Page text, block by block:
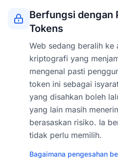
Berfungsi dengan
Tokens
Web sedang beralih ke
kriptografi yang
mengenal pasti
token ini sebagai
yang disahkan boleh
yang lain masih
berasaskan risiko. Ia
tidak perlu memilih.
Bagaimana pengesahan